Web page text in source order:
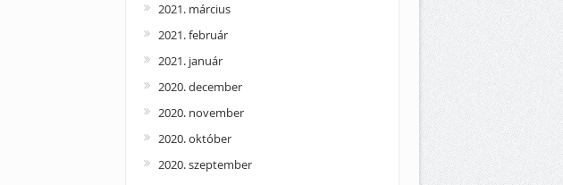
2021. március
2021. február
2021. január
2020. december
2020. november
2020. október
2020. szeptember